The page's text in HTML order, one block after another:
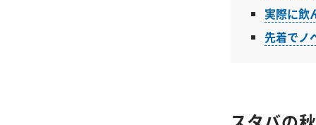
実際に飲
先着でノ